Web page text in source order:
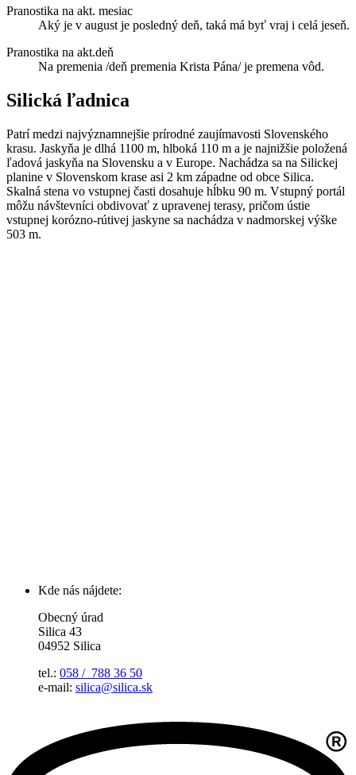
Pranostika na akt. mesiac
Aký je v august je posledný deň, taká má byť vraj i celá jeseň.
Pranostika na akt.deň
Na premenia /deň premenia Krista Pána/ je premena vôd.
Silická ľadnica
Patrí medzi najvýznamnejšie prírodné zaujímavosti Slovenského
krasu. Jaskyňa je dlhá 1100 m, hlboká 110 m a je najnižšie položená
ľadová jaskyňa na Slovensku a v Europe. Nachádza sa na Silickej
planine v Slovenskom krase asi 2 km západne od obce Silica.
Skalná stena vo vstupnej časti dosahuje hĺbku 90 m. Vstupný portál
môžu návštevníci obdivovať z upravenej terasy, pričom ústie
vstupnej korózno-rútivej jaskyne sa nachádza v nadmorskej výške
503 m.
Kde nás nájdete:
Obecný úrad
Silica 43
04952 Silica
tel.: 058 / 788 36 50
e-mail: silica@silica.sk